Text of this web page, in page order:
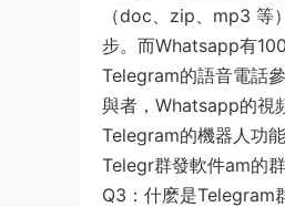
（doc、zip、mp3 等
步。而Whatsapp有
Telegram的語音電話
與者，Whatsapp的視
Telegram的機器人功
Telegr群發軟件am的
Q3：什麽是Telegram